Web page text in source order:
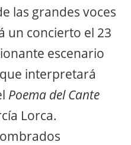
las grandes voces
un concierto el 23
escenario
interpretará
Poema del Cante
Lorca.